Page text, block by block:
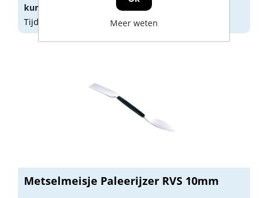
kunnen zien.
Tijdelijk niet op voorraad
Metselmeisje Paleerijzer RVS 10mm
Meer weten